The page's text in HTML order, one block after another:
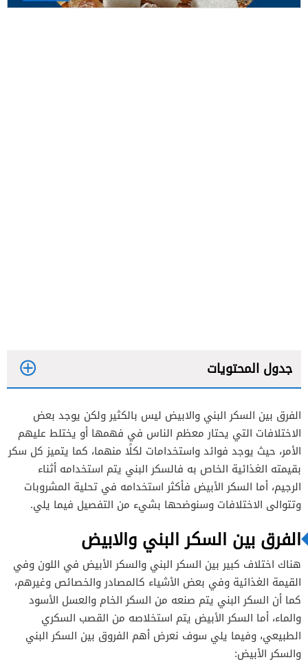
جدول المحتويات
القيمة الغذائية للسكر البني والأبيض
استخدامات السكر البني والسكر الأبيض
مصدر السكر البني والسكر الأبيض
السعرات الحرارية في السكر البني والسكر الأبيض
طعم السكر البني والسكر الأبيض
فوائد السكر البني والسكر الأبيض
فوائد السكر البني
فوائد السكر الأبيض
الفرق بين السكر البني والابيض ليس بالكثير ولكن يوجد بعض
الاختلافات التي يحتار معظم الناس في فهمها أو يختلط عليهم
الأمر، حيث يوجد فوائد واستخدامات لكلًا منهما، كما يتميز كل سكر
بقيمته الغذائية الخاص به فالسكر البني يتم استخدامه أثناء
الرجيم، أما السكر الأبيض فأكثر استخدامه في تحلية المشروبات
وتتوالى الاختلافات وسنوضحها بشيء من التفصيل فيما يلي.
الفرق بين السكر البني والابيض
هناك اختلاف كبير بين السكر البني والسكر الأبيض في اللون وفي
القيمة الغذائية وفي بعض الأشياء كالمصادر والخصائص وغيرهم،
كما أن السكر البني يتم صنعه من السكر الخام والعسل الأسود
والماء، أما السكر الأبيض يتم استخلاصه من القصب السكري
الطبيعي، وفيما يلي سوف نعرض أهم الفروق بين السكر البني
والسكر الأبيض: